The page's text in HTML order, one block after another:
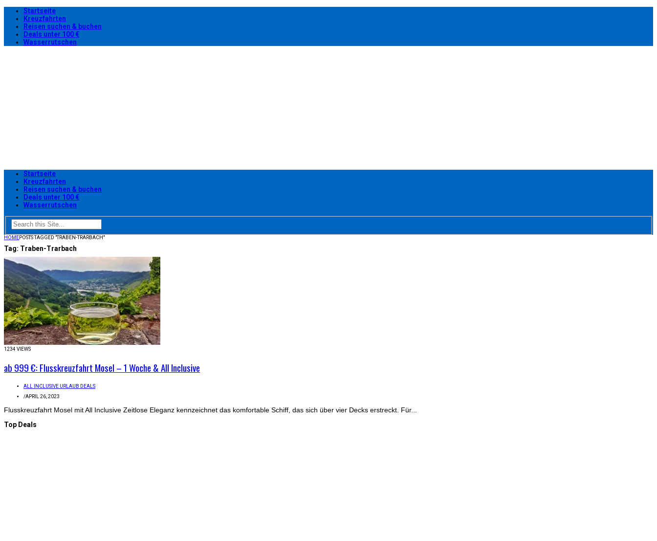
Startseite
Kreuzfahrten
Reisen suchen & buchen
Deals unter 100 €
Wasserrutschen
Startseite
Kreuzfahrten
Reisen suchen & buchen
Deals unter 100 €
Wasserrutschen
HOMEPOSTS TAGGED "TRABEN-TRARBACH"
Tag: Traben-Trarbach
1234 VIEWS
ab 999 €: Flusskreuzfahrt Mosel – 1 Woche & All Inclusive
ALL INCLUSIVE URLAUB DEALS
/APRIL 26, 2023
Flusskreuzfahrt Mosel mit All Inclusive Zeitlose Eleganz kennzeichnet das komfortable Schiff, das sich über vier Decks erstreckt. Für...
Top Deals